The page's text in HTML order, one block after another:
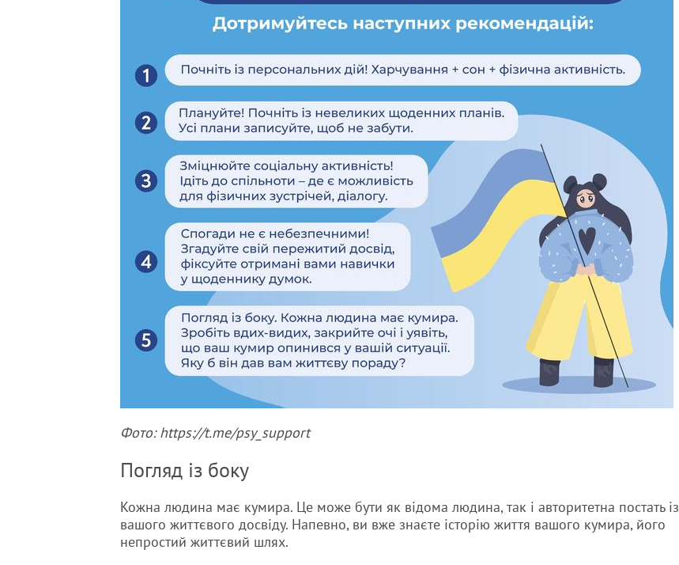
Фото: https://t.me/psy_support
Погляд із боку
Кожна людина має кумира. Це може бути як відома людина, так і авторитетна постать із
вашого життєвого досвіду. Напевно, ви вже знаєте історію життя вашого кумира, його
непростий життєвий шлях.